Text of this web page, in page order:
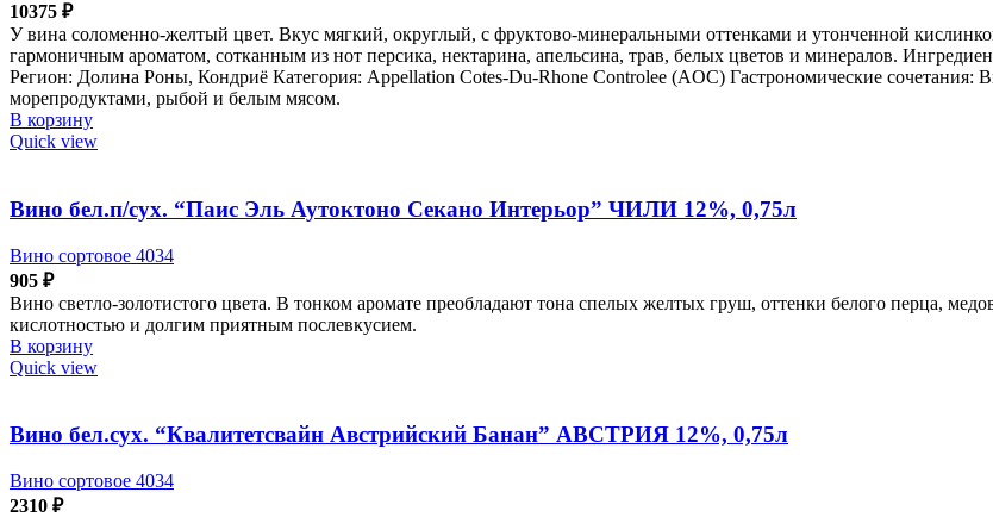
10375 ₽
У вина соломенно-желтый цвет. Вкус мягкий, округлый, с фруктово-минеральными оттенками и утонченной
гармоничным ароматом, сотканным из нот персика, нектарина, апельсина, трав, белых цветов и минералов.
Регион: Долина Роны, Кондриё Категория: Appellation Cotes-Du-Rhone Controlee (AOC) Гастрономические сочетания:
морепродуктами, рыбой и белым мясом.
В корзину
Quick view
Вино бел.п/сух. “Паис Эль Аутоктоно Секано Интерьор” ЧИЛИ 12%, 0,75л
Вино сортовое 4034
905 ₽
Вино светло-золотистого цвета. В тонком аромате преобладают тона спелых желтых груш, оттенки белого перца,
кислотностью и долгим приятным послевкусием.
В корзину
Quick view
Вино бел.сух. “Квалитетсвайн Австрийский Банан” АВСТРИЯ 12%, 0,75л
Вино сортовое 4034
2310 ₽